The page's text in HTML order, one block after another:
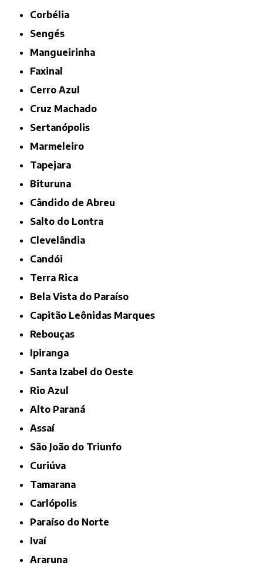
Corbélia
Sengés
Mangueirinha
Faxinal
Cerro Azul
Cruz Machado
Sertanópolis
Marmeleiro
Tapejara
Bituruna
Cândido de Abreu
Salto do Lontra
Clevelândia
Candói
Terra Rica
Bela Vista do Paraíso
Capitão Leônidas Marques
Rebouças
Ipiranga
Santa Izabel do Oeste
Rio Azul
Alto Paraná
Assaí
São João do Triunfo
Curiúva
Tamarana
Carlópolis
Paraíso do Norte
Ivaí
Araruna